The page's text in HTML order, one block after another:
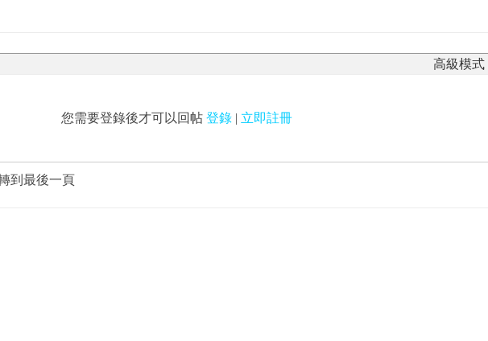
高級模式
您需要登錄後才可以回帖 登錄 | 立即註冊
到最後一頁